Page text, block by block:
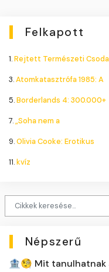
Felkapott
1.Rejtett Természeti Csoda
3.Atomkatasztrófa 1985: A
5.Borderlands 4: 300.000+
7.„Soha nem a
9.Olivia Cooke: Erotikus
11.kvíz
Népszerű
🏦🧐 Mit tanulhatnak